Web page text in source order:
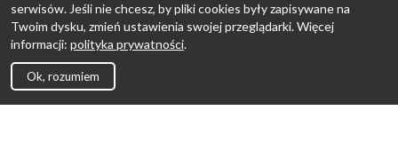
serwisów. Jeśli nie chcesz, by pliki cookies były zapisywane na
Twoim dysku, zmień ustawienia swojej przeglądarki. Więcej
informacji: polityka prywatności.
Ok, rozumiem